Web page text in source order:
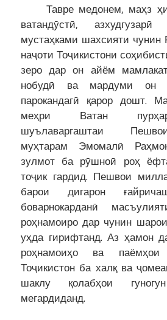
Тавре медонем, маҳз
ватандӯстӣ,
мустаҳками шахсияти чунин
наҷоти Тоҷикистони
зеро дар он айём
нобудӣ ва мардуми он
парокандагӣ қарор дошт.
меҳри Ватан
шуълаваргаштаи
муҳтарам Эмомалӣ
зулмот ба рӯшноӣ роҳ
тоҷик гардид. Пешвои
барои дигарон
боварнокарданӣ
роҳнамоиро дар чунин
уҳда гирифтанд. Аз ҳамон
роҳнамоиҳо ва паёмҳои
Тоҷикистон ба халқ ва
шаклу қолабҳои
мегардиданд.